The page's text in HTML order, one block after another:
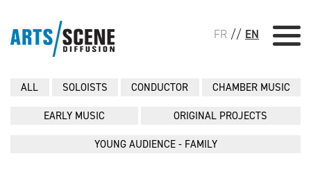
FR // EN
ALL SOLOISTS CONDUCTOR CHAMBER MUSIC
EARLY MUSIC ORIGINAL PROJECTS
YOUNG AUDIENCE - FAMILY